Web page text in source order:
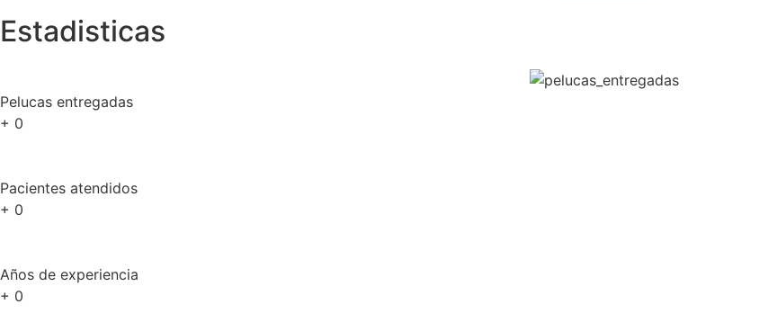
Estadisticas
Pelucas entregadas
+ 0
Pacientes atendidos
+ 0
Años de experiencia
+ 0